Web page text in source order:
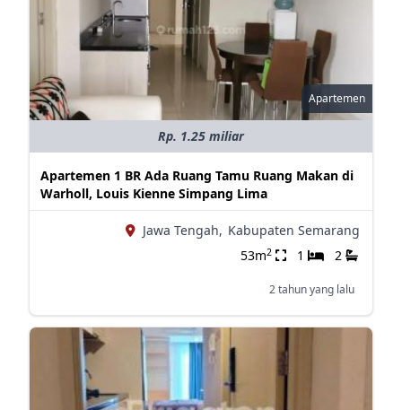
Apartemen
Rp. 1.25 miliar
Apartemen 1 BR Ada Ruang Tamu Ruang Makan di
Warholl, Louis Kienne Simpang Lima
Jawa Tengah, Kabupaten Semarang
53m2 1 2
2 tahun yang lalu